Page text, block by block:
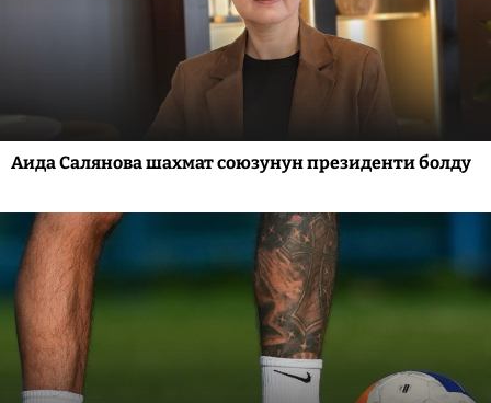
Аида Салянова шахмат союзунун президенти болду